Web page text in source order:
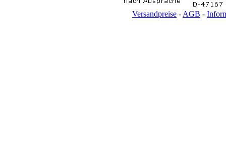
Versandpreise - AGB -